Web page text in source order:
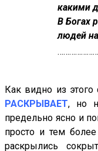
какими
В Богах
людей
Как видно из
РАСКРЫВАЕТ, но
предельно ясно и
просто и тем
раскрылись